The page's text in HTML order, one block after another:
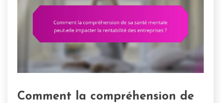
Comment la compréhension de